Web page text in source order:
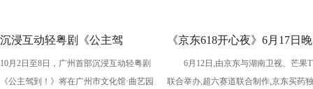
沉浸互动轻粤剧《公主驾
到！》国庆假期上演
10月2日至8日，广州首部沉浸互动轻粤剧
《公主驾到！》将在广州市文化馆·曲艺园
《京东618开心夜》6月17日晚
开启：抢先预约直播 赢最高
6月12日,由京东与湖南卫视、芒果
联合举办,超六赛道联合制作,京东买药独